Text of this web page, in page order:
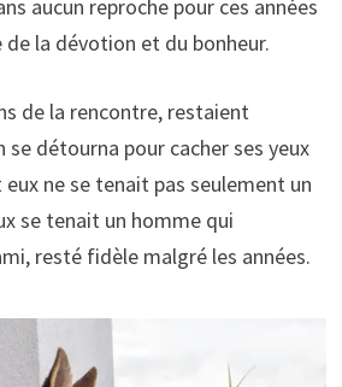
aucun reproche pour ces années
la dévotion et du bonheur.
de la rencontre, restaient
se détourna pour cacher ses yeux
ne se tenait pas seulement un
se tenait un homme qui
resté fidèle malgré les années.